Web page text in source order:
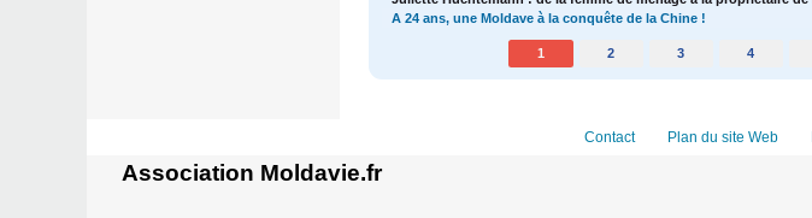
A 24 ans, une Moldave à la conquête de la Chine !
1 2 3 4
Contact Plan du site Web
Association Moldavie.fr